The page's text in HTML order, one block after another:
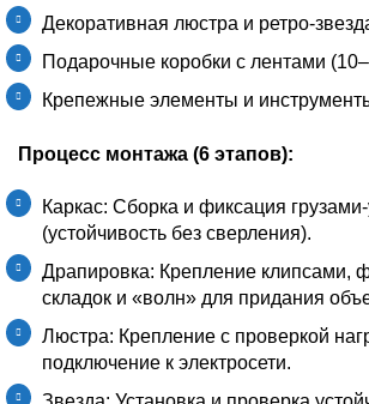
Декоративная люстра и ретро-
Подарочные коробки с лентами
Крепежные элементы и
Процесс монтажа (6 этапов):
Каркас: Сборка и фиксация
(устойчивость без сверления).
Драпировка: Крепление клипсами,
складок и «волн» для придания
Люстра: Крепление с проверкой
подключение к электросети.